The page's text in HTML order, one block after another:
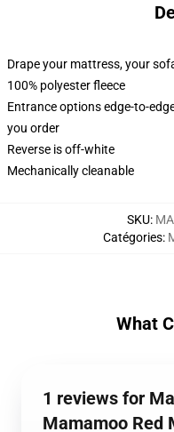
Drape your mattress, your
100% polyester fleece
Entrance options edge-to-
you order
Reverse is off-white
Mechanically cleanable
SKU:
Catégories:
What
1 reviews for
Mamamoo Red